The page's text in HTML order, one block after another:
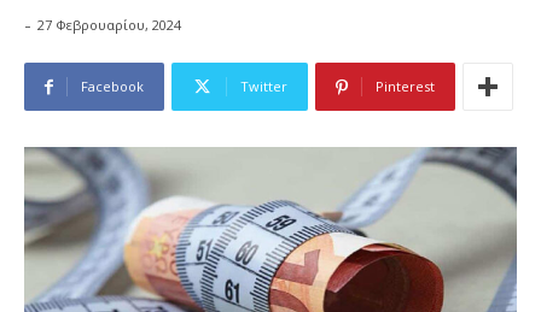
- 27 Φεβρουαρίου, 2024
Facebook Twitter Pinterest